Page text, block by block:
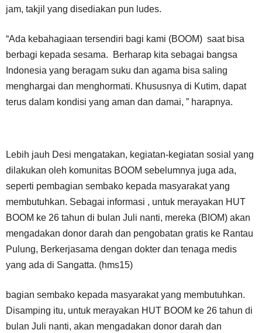
jam, takjil yang disediakan pun ludes.
“Ada kebahagiaan tersendiri bagi kami (BOOM) saat bisa
berbagi kepada sesama. Berharap kita sebagai bangsa
Indonesia yang beragam suku dan agama bisa saling
menghargai dan menghormati. Khususnya di Kutim, dapat
terus dalam kondisi yang aman dan damai, ” harapnya.
Lebih jauh Desi mengatakan, kegiatan-kegiatan sosial yang
dilakukan oleh komunitas BOOM sebelumnya juga ada,
seperti pembagian sembako kepada masyarakat yang
membutuhkan. Sebagai informasi , untuk merayakan HUT
BOOM ke 26 tahun di bulan Juli nanti, mereka (BIOM) akan
mengadakan donor darah dan pengobatan gratis ke Rantau
Pulung, Berkerjasama dengan dokter dan tenaga medis
yang ada di Sangatta. (hms15)
bagian sembako kepada masyarakat yang membutuhkan.
Disamping itu, untuk merayakan HUT BOOM ke 26 tahun di
bulan Juli nanti, akan mengadakan donor darah dan